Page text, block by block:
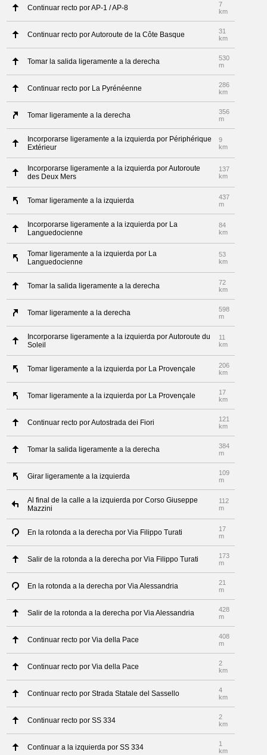
Continuar recto por AP-1 / AP-8
7
km
Continuar recto por Autoroute de la Côte Basque
31
km
Tomar la salida ligeramente a la derecha
530
m
Continuar recto por La Pyrénéenne
286
km
Tomar ligeramente a la derecha
356
m
Incorporarse ligeramente a la izquierda por Périphérique
Extérieur
9
km
Incorporarse ligeramente a la izquierda por Autoroute
des Deux Mers
137
km
Tomar ligeramente a la izquierda
437
m
Incorporarse ligeramente a la izquierda por La
Languedocienne
84
km
Tomar ligeramente a la izquierda por La
Languedocienne
53
km
Tomar la salida ligeramente a la derecha
72
km
Tomar ligeramente a la derecha
598
m
Incorporarse ligeramente a la izquierda por Autoroute du
Soleil
11
km
Tomar ligeramente a la izquierda por La Provençale
206
km
Tomar ligeramente a la izquierda por La Provençale
17
km
Continuar recto por Autostrada dei Fiori
121
km
Tomar la salida ligeramente a la derecha
384
m
Girar ligeramente a la izquierda
109
m
Al final de la calle a la izquierda por Corso Giuseppe
Mazzini
112
m
En la rotonda a la derecha por Via Filippo Turati
17
m
Salir de la rotonda a la derecha por Via Filippo Turati
173
m
En la rotonda a la derecha por Via Alessandria
21
m
Salir de la rotonda a la derecha por Via Alessandria
428
m
Continuar recto por Via della Pace
408
m
Continuar recto por Via della Pace
2
km
Continuar recto por Strada Statale del Sassello
4
km
Continuar recto por SS 334
2
km
Continuar a la izquierda por SS 334
1
km